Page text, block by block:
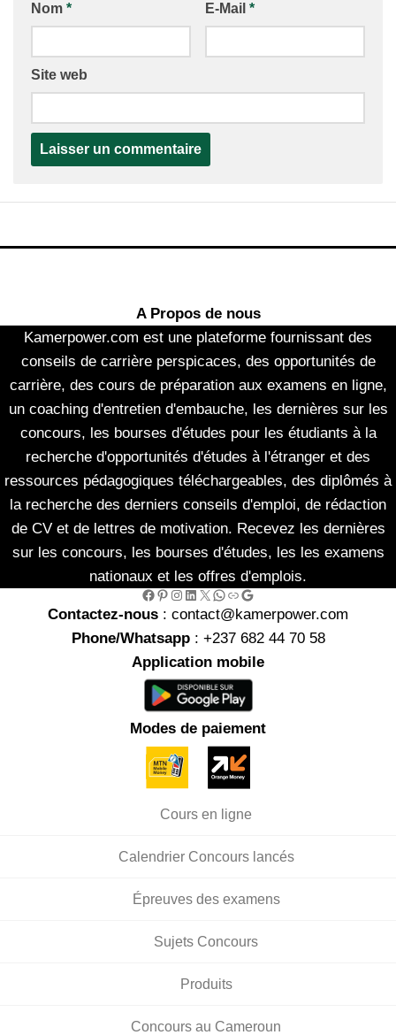
Nom * E-Mail *
Site web
A Propos de nous
Kamerpower.com est une plateforme fournissant des
conseils de carrière perspicaces, des opportunités de
carrière, des cours de préparation aux examens en ligne,
un coaching d'entretien d'embauche, les dernières sur les
concours, les bourses d'études pour les étudiants à la
recherche d'opportunités d'études à l'étranger et des
ressources pédagogiques téléchargeables, des diplômés à
la recherche des derniers conseils d'emploi, de rédaction
de CV et de lettres de motivation. Recevez les dernières
sur les concours, les bourses d'études, les les examens
nationaux et les offres d'emplois.
Facebook Pinterest Instagram LinkedIn X WhatsApp Link Google
Contactez-nous : contact@kamerpower.com
Phone/Whatsapp: +237 682 44 70 58
Application mobile
Modes de paiement
Cours en ligne
Calendrier Concours lancés
Épreuves des examens
Sujets Concours
Produits
Concours au Cameroun